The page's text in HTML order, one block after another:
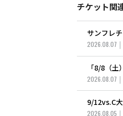
チケット関
サンフレ
2026.08.07
「8/8（
2026.08.07
9/12vs.C
2026.08.05